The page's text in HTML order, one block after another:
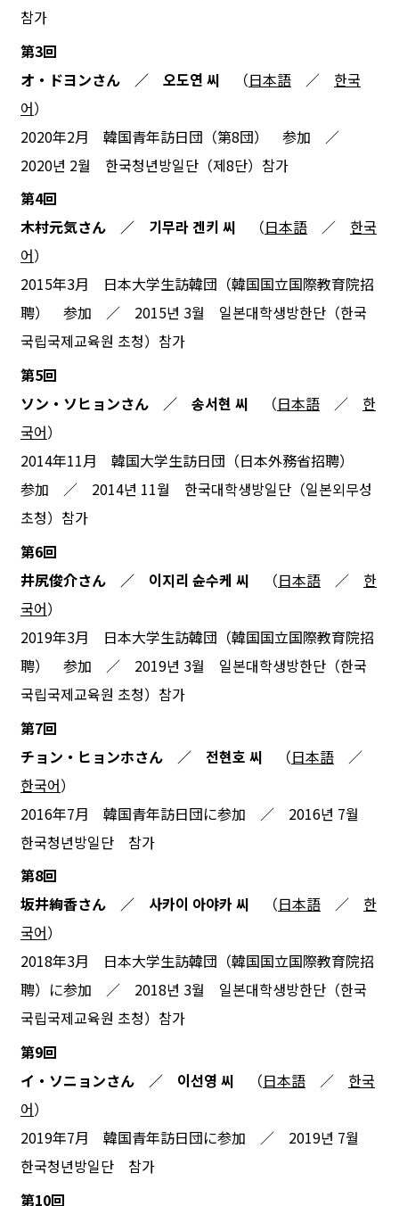
참가
第3回
オ・ドヨンさん ／ 오도연 씨 （日本語／ 한국
어）
2020年2月 韓国青年訪日団（第8団） 参加 ／
2020년 2월 한국청년방일단（제8단）참가
第4回
木村元気さん ／ 기무라 겐키 씨 （日本語／ 한국
어）
2015年3月 日本大学生訪韓団（韓国国立国際教育院招
聘） 参加 ／ 2015년 3월 일본대학생방한단（한국
국립국제교육원 초청）참가
第5回
ソン・ソヒョンさん ／ 송서현 씨 （日本語／ 한
국어）
2014年11月 韓国大学生訪日団（日本外務省招聘）
参加 ／ 2014년 11월 한국대학생방일단（일본외무성
초청）참가
第6回
井尻俊介さん ／ 이지리 슌수케 씨 （日本語／ 한
국어）
2019年3月 日本大学生訪韓団（韓国国立国際教育院招
聘） 参加 ／ 2019년 3월 일본대학생방한단（한국
국립국제교육원 초청）참가
第7回
チョン・ヒョンホさん ／ 전현호 씨 （日本語／
한국어）
2016年7月 韓国青年訪日団に参加 ／ 2016년 7월
한국청년방일단 참가
第8回
坂井絢香さん ／ 사카이 아야카 씨 （日本語／ 한
국어）
2018年3月 日本大学生訪韓団（韓国国立国際教育院招
聘）に参加 ／ 2018년 3월 일본대학생방한단（한국
국립국제교육원 초청）참가
第9回
イ・ソニョンさん ／ 이선영 씨 （日本語／ 한국
어）
2019年7月 韓国青年訪日団に参加 ／ 2019년 7월
한국청년방일단 참가
第10回